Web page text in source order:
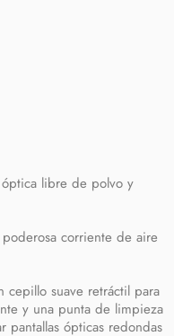
libre de polvo y
corriente de aire
suave retráctil para
y una punta de limpieza
pantallas ópticas redondas